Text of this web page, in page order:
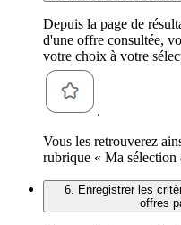
Depuis la page de
d'une offre consultée,
votre choix à votre
.
Vous les retrouverez
rubrique « Ma sélection
6. Enregistrer les
offres